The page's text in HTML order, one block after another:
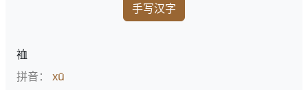
手写汉字
裇
拼音： xū